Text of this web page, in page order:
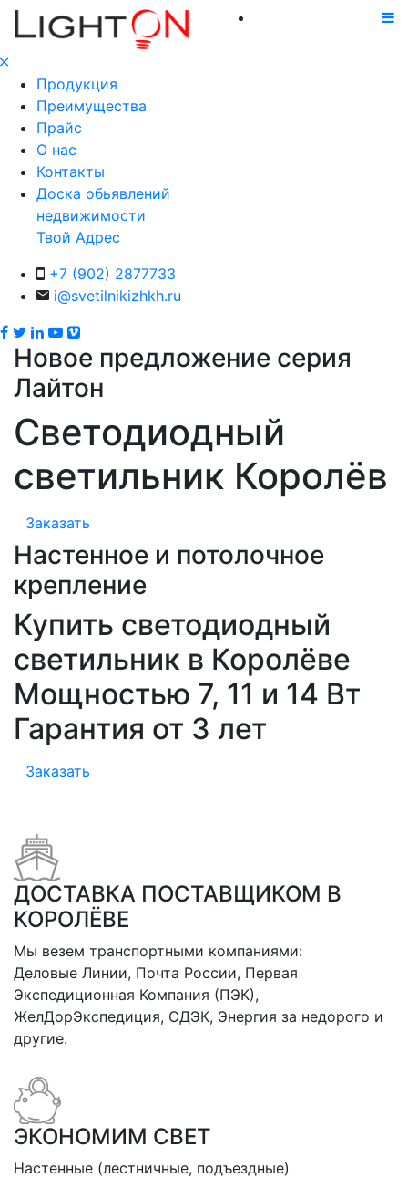
Продукция
Преимущества
Прайс
О нас
Контакты
Доска обьявлений
недвижимости
Твой Адрес
+7 (902) 2877733
i@svetilnikizhkh.ru
Новое предложение серия
Лайтон
Светодиодный
светильник Королёв
Заказать
Настенное и потолочное
крепление
Купить светодиодный
светильник в Королёве
Мощностью 7, 11 и 14 Вт
Гарантия от 3 лет
Заказать
ДОСТАВКА ПОСТАВЩИКОМ В
КОРОЛЁВЕ
Мы везем транспортными компаниями:
Деловые Линии, Почта России, Первая
Экспедиционная Компания (ПЭК),
ЖелДорЭкспедиция, СДЭК, Энергия за недорого и
другие.
ЭКОНОМИМ СВЕТ
Настенные (лестничные, подъездные)